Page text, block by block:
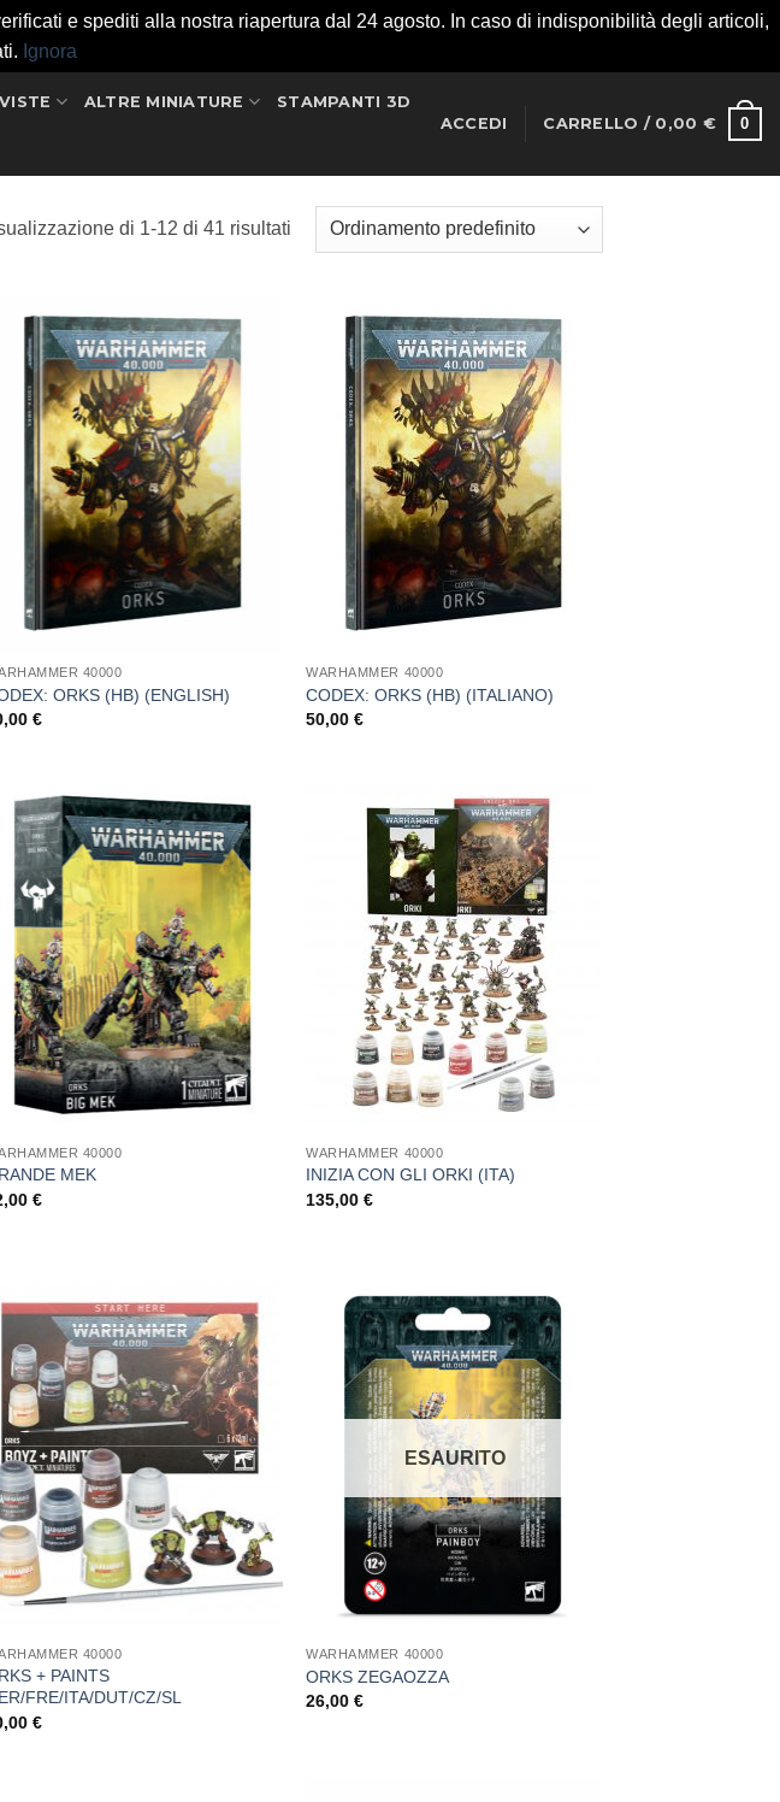
e spediti alla nostra riapertura dal 24 agosto. In caso di indisponibilità degli articoli,
Ignora
ALTRE MINIATURE STAMPANTI 3D
ACCEDI CARRELLO / 0,00 € 0
di 1-12 di 41 risultati
Aggiungi
alla lista
dei
desideri
40000
ORKS (HB) (ENGLISH)
€
Aggiungi
alla lista
desideri
WARHAMMER 40000
CODEX: ORKS (HB) (ITALIANO)
50,00€
Aggiungi
alla lista
dei
desideri
40000
MEK
€
Aggiungi
alla lista
dei
desideri
WARHAMMER 40000
INIZIA CON GLI ORKI (ITA)
135,00€
Aggiungi
alla lista
dei
desideri
40000
+ PAINTS
FRE/ITA/DUT/CZ/SL
€
Aggiungi
alla lista
dei
desideri
ESAURITO
WARHAMMER 40000
ORKS ZEGAOZZA
26,00€